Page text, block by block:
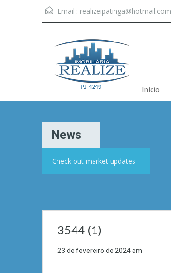
Email : realizeipatinga@hotmail.com
Início
News
Check out market updates
3544 (1)
23 de fevereiro de 2024em